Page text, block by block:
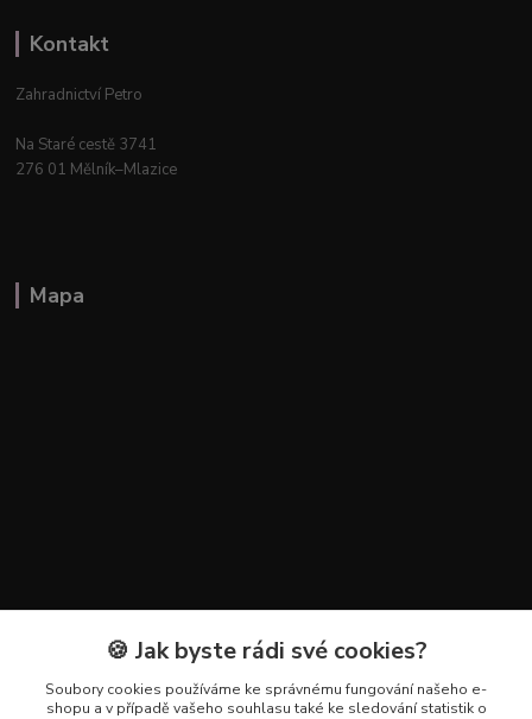
Kontakt
Zahradnictví Petro
Na Staré cestě 3741
276 01 Mělník–Mlazice
Mapa
Kontakty
+420 602 223 614
🍪 Jak byste rádi své cookies?
Soubory cookies používáme ke správnému fungování našeho e-
shopu a v případě vašeho souhlasu také ke sledování statistik o